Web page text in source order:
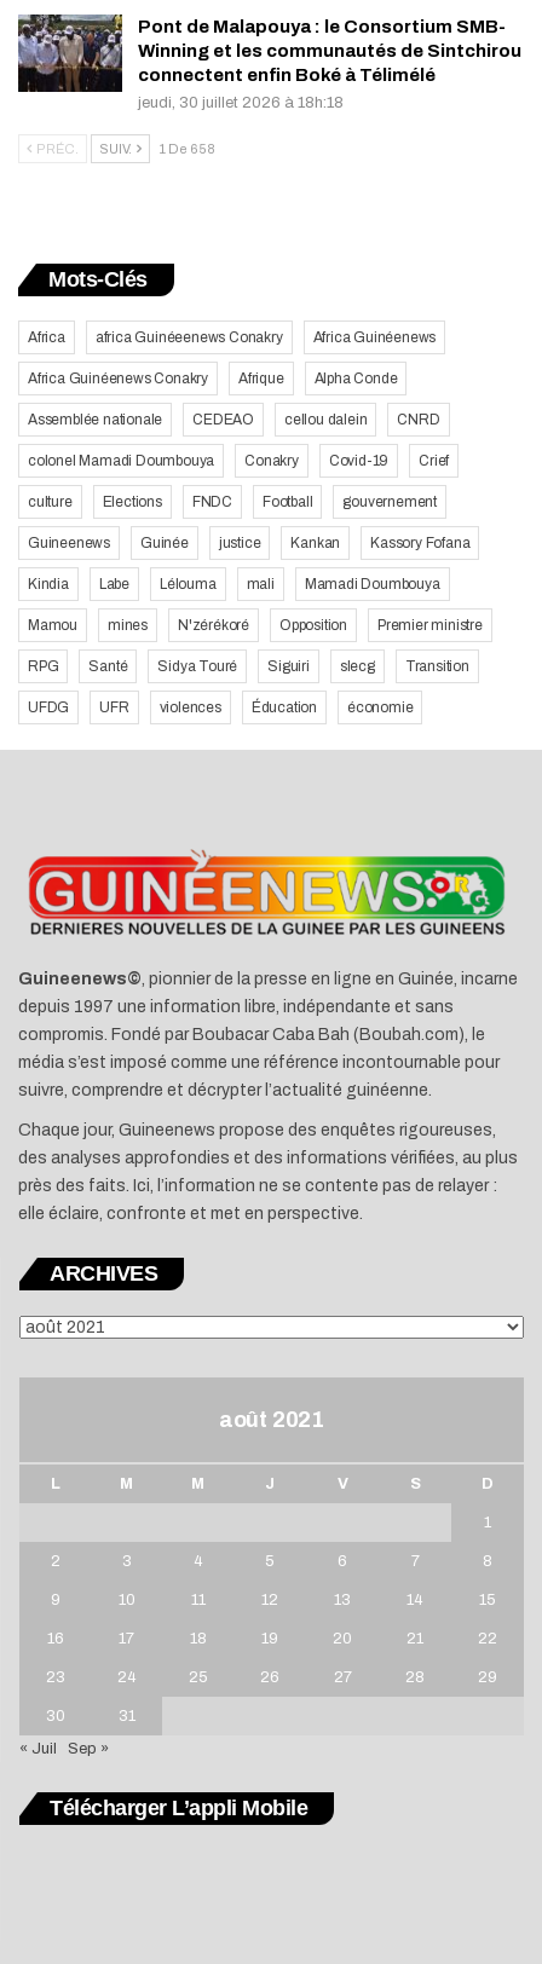
Pont de Malapouya : le Consortium SMB-
Winning et les communautés de Sintchirou
connectent enfin Boké à Télimélé
jeudi, 30 juillet 2026 à 18h:18
PRÉC. SUIV. 1 De 658
Mots-Clés
Africa africa Guinéeenews Conakry Africa Guinéenews
Africa Guinéenews Conakry Afrique Alpha Conde
Assemblée nationale CEDEAO cellou dalein CNRD
colonel Mamadi Doumbouya Conakry Covid-19 Crief
culture Elections FNDC Football gouvernement
Guineenews Guinée justice Kankan Kassory Fofana
Kindia Labe Lélouma mali Mamadi Doumbouya
Mamou mines N'zérékoré Opposition Premier ministre
RPG Santé Sidya Touré Siguiri slecg Transition
UFDG UFR violences Éducation économie
Guineenews© , pionnier de la presse en ligne en Guinée, incarne
depuis 1997 une information libre, indépendante et sans
compromis. Fondé par Boubacar Caba Bah (Boubah.com), le
média s’est imposé comme une référence incontournable pour
suivre, comprendre et décrypter l’actualité guinéenne.
Chaque jour, Guineenews propose des enquêtes rigoureuses,
des analyses approfondies et des informations vérifiées, au plus
près des faits. Ici, l’information ne se contente pas de relayer :
elle éclaire, confronte et met en perspective.
ARCHIVES
ARCHIVES
août 2021
L M M J V S D
1
2 3 4 5 6 7 8
9 10 11 12 13 14 15
16 17 18 19 20 21 22
23 24 25 26 27 28 29
30
31
« Juil
Sep »
Télécharger L’appli Mobile